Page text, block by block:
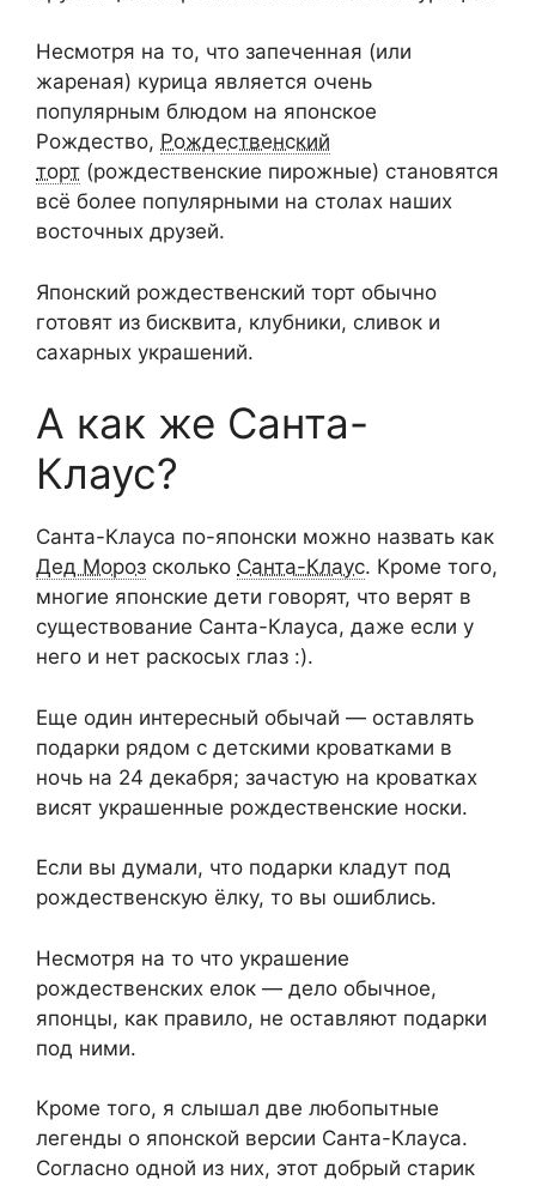
Несмотря на то, что запеченная (или
жареная) курица является очень
популярным блюдом на японское
Рождество, Рождественский
торт (рождественские пирожные) становятся
всё более популярными на столах наших
восточных друзей.
Японский рождественский торт обычно
готовят из бисквита, клубники, сливок и
сахарных украшений.
А как же Санта-
Клаус?
Санта-Клауса по-японски можно назвать как
Дед Мороз сколько Санта-Клаус. Кроме того,
многие японские дети говорят, что верят в
существование Санта-Клауса, даже если у
него и нет раскосых глаз :).
Еще один интересный обычай — оставлять
подарки рядом с детскими кроватками в
ночь на 24 декабря; зачастую на кроватках
висят украшенные рождественские носки.
Если вы думали, что подарки кладут под
рождественскую ёлку, то вы ошиблись.
Несмотря на то что украшение
рождественских елок — дело обычное,
японцы, как правило, не оставляют подарки
под ними.
Кроме того, я слышал две любопытные
легенды о японской версии Санта-Клауса.
Согласно одной из них, этот добрый старик